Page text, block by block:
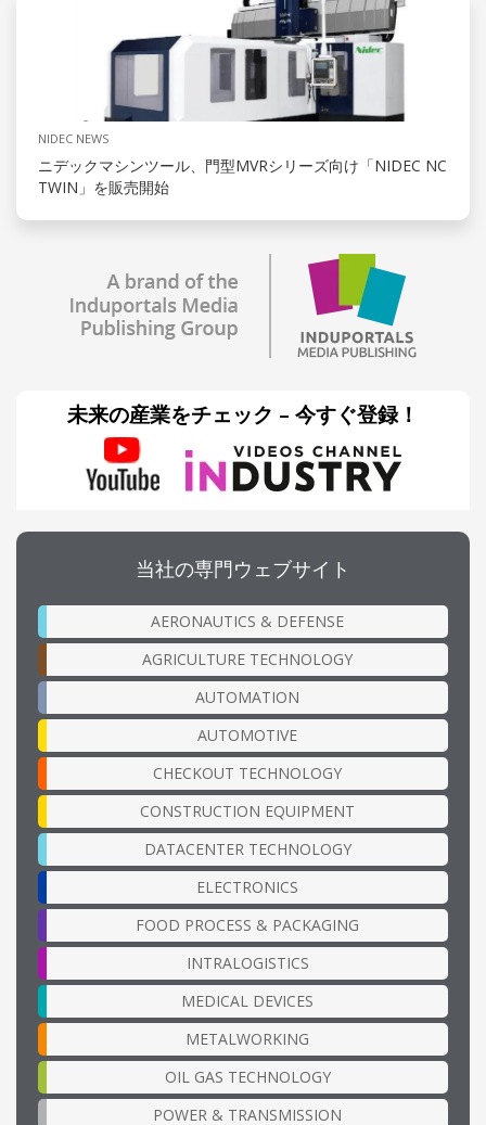
NIDEC NEWS
ニデックマシンツール、門型MVRシリーズ向け「NIDEC NC
TWIN」を販売開始
未来の産業をチェック – 今すぐ登録！
当社の専門ウェブサイト
AERONAUTICS & DEFENSE
AGRICULTURE TECHNOLOGY
AUTOMATION
AUTOMOTIVE
CHECKOUT TECHNOLOGY
CONSTRUCTION EQUIPMENT
DATACENTER TECHNOLOGY
ELECTRONICS
FOOD PROCESS & PACKAGING
INTRALOGISTICS
MEDICAL DEVICES
METALWORKING
OIL GAS TECHNOLOGY
POWER & TRANSMISSION